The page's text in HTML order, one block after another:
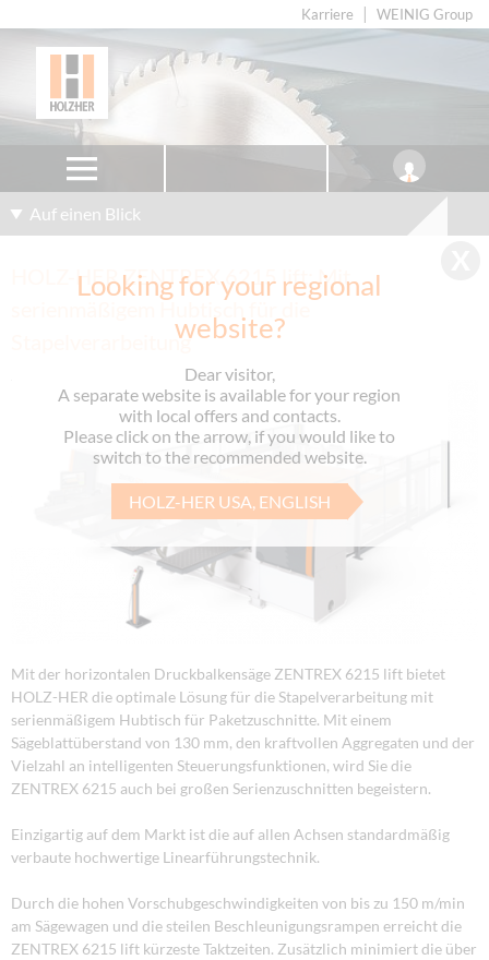
Karriere WEINIG Group
Looking for your regional
website?
Dear visitor,
A separate website is available for your region
with local offers and contacts.
Please click on the arrow, if you would like to
switch to the recommended website.
HOLZ-HER USA, ENGLISH
Auf einen Blick
HOLZ-HER ZENTREX 6215 lift: Mit
serienmäßigem Hubtisch für die
Stapelverarbeitung
Mit der horizontalen Druckbalkensäge ZENTREX 6215 lift bietet
HOLZ-HER die optimale Lösung für die Stapelverarbeitung mit
serienmäßigem Hubtisch für Paketzuschnitte. Mit einem
Sägeblattüberstand von 130 mm, den kraftvollen Aggregaten und der
Vielzahl an intelligenten Steuerungsfunktionen, wird Sie die
ZENTREX 6215 auch bei großen Serienzuschnitten begeistern.
Einzigartig auf dem Markt ist die auf allen Achsen standardmäßig
verbaute hochwertige Linearführungstechnik.
Durch die hohen Vorschubgeschwindigkeiten von bis zu 150 m/min
am Sägewagen und die steilen Beschleunigungsrampen erreicht die
ZENTREX 6215 lift kürzeste Taktzeiten. Zusätzlich minimiert die über